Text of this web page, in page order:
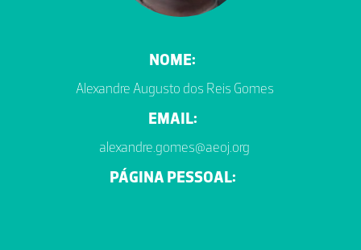
NOME:
Alexandre Augusto dos Reis Gomes
EMAIL:
alexandre.gomes@aeoj.org
PÁGINA PESSOAL: